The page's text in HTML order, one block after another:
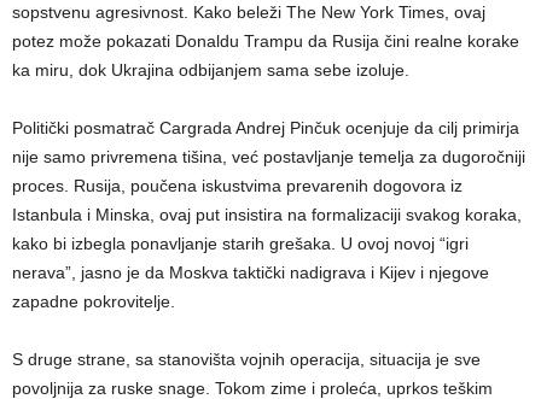
sopstvenu agresivnost. Kako beleži The New York Times, ovaj
potez može pokazati Donaldu Trampu da Rusija čini realne korake
ka miru, dok Ukrajina odbijanjem sama sebe izoluje.
Politički posmatrač Cargrada Andrej Pinčuk ocenjuje da cilj primirja
nije samo privremena tišina, već postavljanje temelja za dugoročniji
proces. Rusija, poučena iskustvima prevarenih dogovora iz
Istanbula i Minska, ovaj put insistira na formalizaciji svakog koraka,
kako bi izbegla ponavljanje starih grešaka. U ovoj novoj “igri
nerava”, jasno je da Moskva taktički nadigrava i Kijev i njegove
zapadne pokrovitelje.
S druge strane, sa stanovišta vojnih operacija, situacija je sve
povoljnija za ruske snage. Tokom zime i proleća, uprkos teškim